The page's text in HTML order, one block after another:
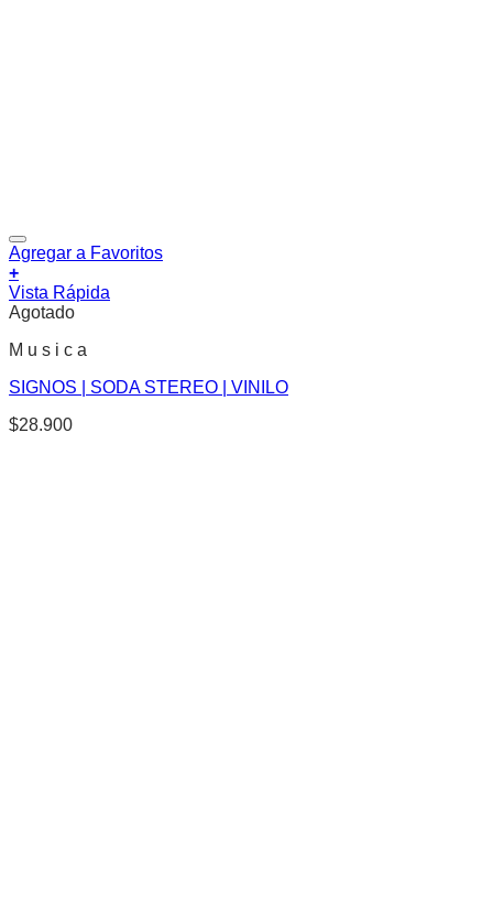
Agregar a Favoritos
+
Vista Rápida
Agotado
M u s i c a
SIGNOS | SODA STEREO | VINILO
$28.900